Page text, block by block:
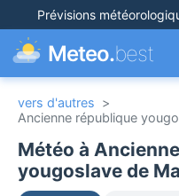
Prévisions
Meteo.best
vers d'autres >
Ancienne république
Météo à
yougoslave de